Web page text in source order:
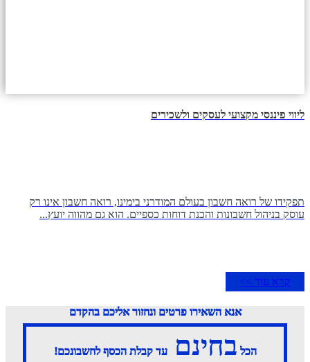
ליווי פיננסי מקצועי לעסקים ולשכירים
תפקידו של רואה חשבון בעולם המודרני בימינו, רואה חשבון אינו רק
עוסק בניהול חשבונות והכנת דוחות כספיים. הוא גם מהווה יועץ...
קרא עוד >>
אנא השאירו פרטים ונחזור אליכם בהקדם
הכל בחינםעד קבלת הכסף לחשבונכם!